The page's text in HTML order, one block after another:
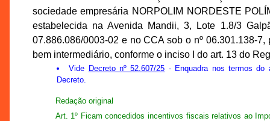
sociedade empresária NORPOLIM NORDESTE
estabelecida na Avenida Mandii, 3, Lote 1.8/3
07.886.086/0003-02 e no CCA sob o nº 06.301.138-
bem intermediário, conforme o inciso I do art. 13 do
Vide Decreto nº 52.607/25 - Enquadra nos termos do
Decreto.
Redação original
Art. 1º Ficam concedidos incentivos fiscais relativos ao